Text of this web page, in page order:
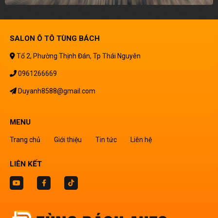
SALON Ô TÔ TÙNG BÁCH
Tổ 2, Phường Thịnh Đán, Tp Thái Nguyên
0961266669
Duyanh8588@gmail.com
MENU
Trang chủ Giới thiệu Tin tức Liên hệ
LIÊN KẾT